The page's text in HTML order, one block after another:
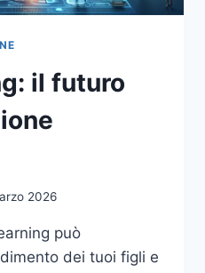
il futuro
2026
può
dei tuoi figli e